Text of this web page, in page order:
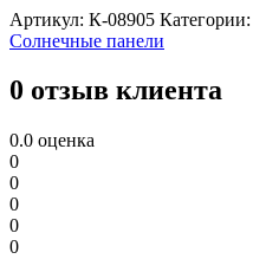
Артикул: К-08905 Категории:
Солнечные панели
0 отзыв клиента
0.0 оценка
0
0
0
0
0